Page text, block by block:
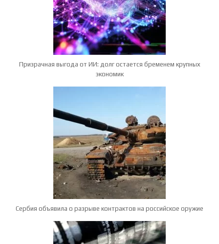
Призрачная выгода от ИИ: долг остается бременем крупных
экономик
Сербия объявила о разрыве контрактов на российское оружие